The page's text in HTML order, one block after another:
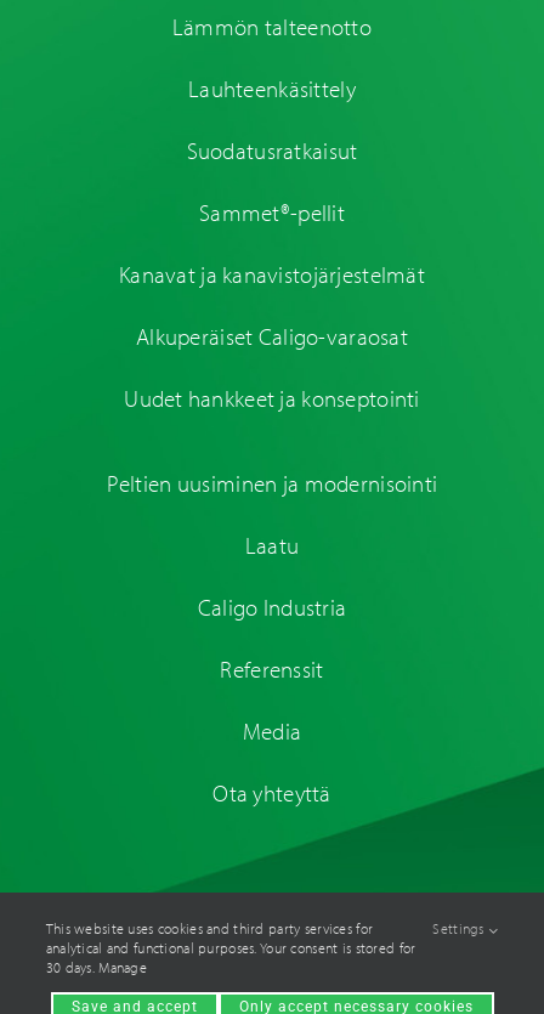
Lämmön talteenotto
Lauhteenkäsittely
Suodatusratkaisut
Sammet®-pellit
Kanavat ja kanavistojärjestelmät
Alkuperäiset Caligo-varaosat
Uudet hankkeet ja konseptointi
Peltien uusiminen ja modernisointi
Laatu
Caligo Industria
Referenssit
Media
Ota yhteyttä
© Caligo Industria Oy2026. All rights reserved. Site by
This website uses cookies and third party services for
analytical and functional purposes. Your consent is stored for
30 days. Manage
Settings
Save and accept Only accept necessary cookies